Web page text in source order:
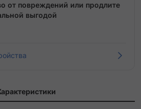
от повреждений или продлите
выгодой